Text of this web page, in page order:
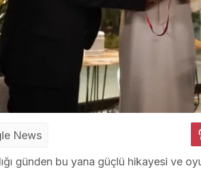
News
günden bu yana güçlü hikayesi ve